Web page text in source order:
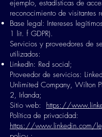
ejemplo, estadísticas de
reconocimiento de visitantes
Base legal: Intereses
1 lit. f GDPR).
Servicios y proveedores de
utilizados:
LinkedIn: Red social;
Proveedor de servicios:
Unlimited Company, Wilton
2, Irlanda;
Sitio web: https://
Política de privacidad:
https://www.linkedin.com/